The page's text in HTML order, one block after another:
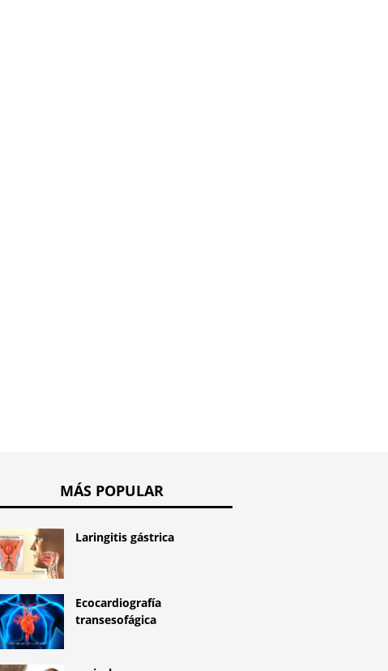
MÁS POPULAR
Laringitis gástrica
Ecocardiografía
transesofágica